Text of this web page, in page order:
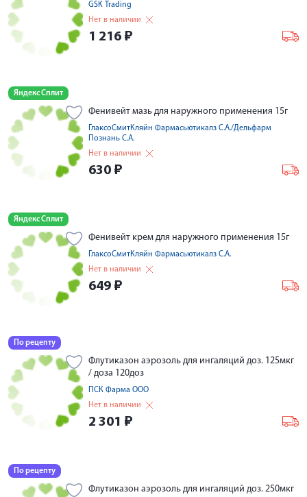
GSK Trading
Нет в наличии
1 216 ₽
Яндекс Сплит
Фенивейт мазь для наружного применения 15г
ГлаксоСмитКляйн Фармасьютикалз С.А./Дельфарм
Познань С.А.
Нет в наличии
630 ₽
Яндекс Сплит
Фенивейт крем для наружного применения 15г
ГлаксоСмитКляйн Фармасьютикалз С.А.
Нет в наличии
649 ₽
По рецепту
Флутиказон аэрозоль для ингаляций доз. 125мкг
/ доза 120доз
ПСК Фарма ООО
Нет в наличии
2 301 ₽
По рецепту
Флутиказон аэрозоль для ингаляций доз. 250мкг